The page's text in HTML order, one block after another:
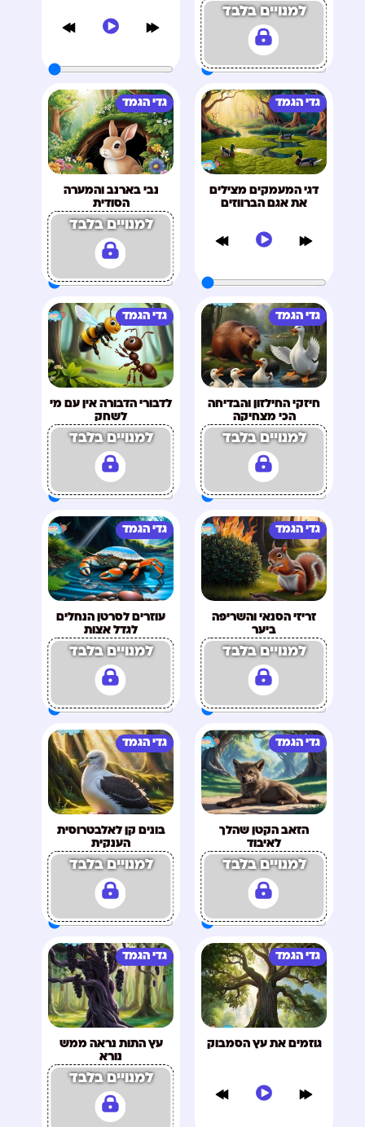
למנויים בלבד
גדי הגמד
דגי המעמקים מצילים
את אגם הברווזים
גדי הגמד
נבי בארנב והמערה
הסודית
למנויים בלבד
גדי הגמד
חיזקי החילזון והבדיחה
הכי מצחיקה
למנויים בלבד
גדי הגמד
לדבורי הדבורה אין עם מי
לשחק
למנויים בלבד
גדי הגמד
זריזי הסנאי והשריפה
ביער
למנויים בלבד
גדי הגמד
עוזרים לסרטן הנחלים
לגדל אצות
למנויים בלבד
גדי הגמד
הזאב הקטן שהלך
לאיבוד
למנויים בלבד
גדי הגמד
בונים קן לאלבטרוסית
הענקית
למנויים בלבד
גדי הגמד
גוזמים את עץ הסמבוק
גדי הגמד
עץ התות נראה ממש
נורא
למנויים בלבד